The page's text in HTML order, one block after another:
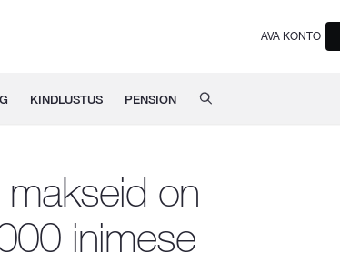
AVA KONTO
KINDLUSTUS PENSION
on
inimese